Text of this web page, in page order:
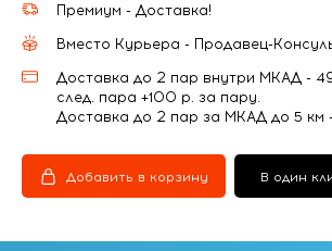
Премиум - Доставка!
Вместо Курьера - Продавец-
Доставка до 2 пар внутри МКАД -
след. пара +100 р. за пару.
Доставка до 2 пар за МКАД до 5 км
Добавить в корзину В один